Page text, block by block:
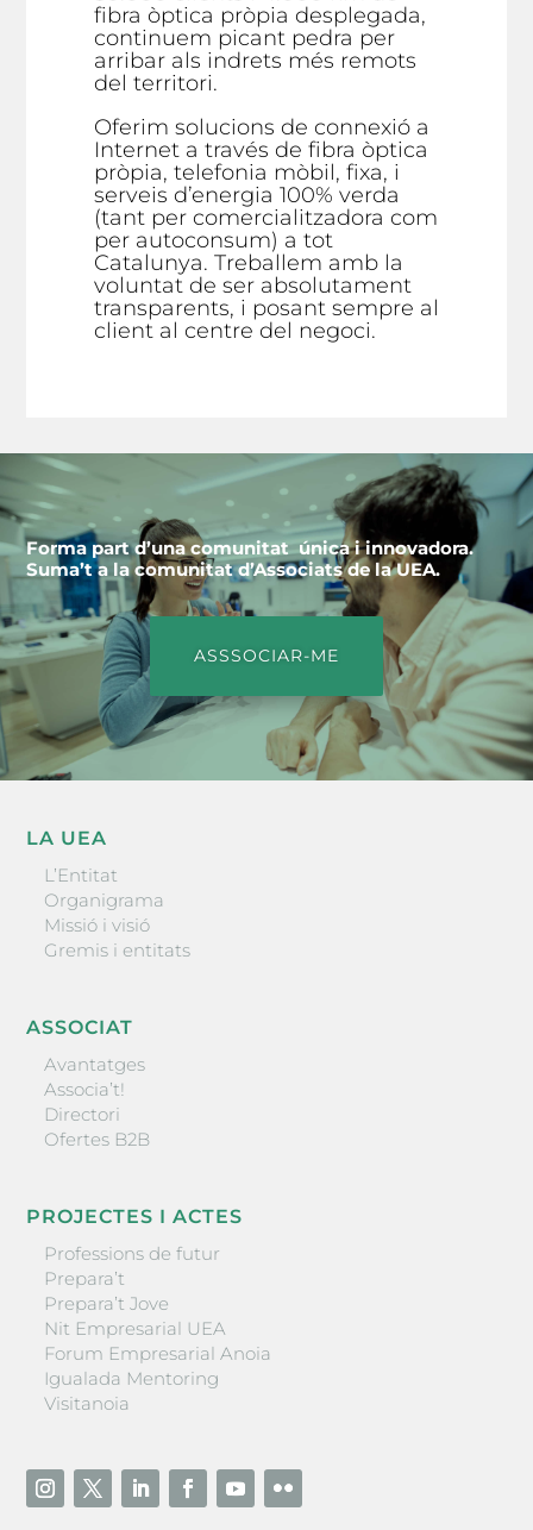
fibra òptica pròpia desplegada,
continuem picant pedra per
arribar als indrets més remots
del territori.
Oferim solucions de connexió a
Internet a través de fibra òptica
pròpia, telefonia mòbil, fixa, i
serveis d’energia 100% verda
(tant per comercialitzadora com
per autoconsum) a tot
Catalunya. Treballem amb la
voluntat de ser absolutament
transparents, i posant sempre al
client al centre del negoci.
Forma part d’una comunitat única i innovadora.
Suma’t a la comunitat d’Associats de la UEA.
ASSSOCIAR-ME
LA UEA
L’Entitat
Organigrama
Missió i visió
Gremis i entitats
ASSOCIAT
Avantatges
Associa’t!
Directori
Ofertes B2B
PROJECTES I ACTES
Professions de futur
Prepara’t
Prepara’t Jove
Nit Empresarial UEA
Forum Empresarial Anoia
Igualada Mentoring
Visitanoia